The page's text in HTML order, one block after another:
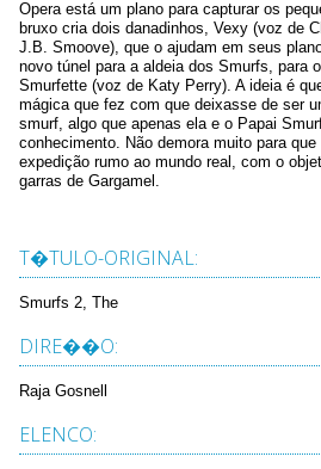
Opera está um plano para capturar os
bruxo cria dois danadinhos, Vexy (voz de
J.B. Smoove), que o ajudam em seus
novo túnel para a aldeia dos Smurfs, para
Smurfette (voz de Katy Perry). A ideia é
mágica que fez com que deixasse de ser
smurf, algo que apenas ela e o Papai
conhecimento. Não demora muito para
expedição rumo ao mundo real, com o
garras de Gargamel.
T�TULO-ORIGINAL:
Smurfs 2, The
DIRE��O:
Raja Gosnell
ELENCO: